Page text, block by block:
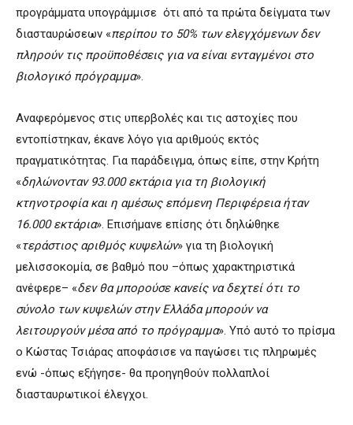
προγράμματα υπογράμμισε ότι από τα πρώτα δείγματα των
διασταυρώσεων «περίπου το 50% των ελεγχόμενων δεν
πληρούν τις προϋποθέσεις για να είναι ενταγμένοι στο
βιολογικό πρόγραμμα».
Αναφερόμενος στις υπερβολές και τις αστοχίες που
εντοπίστηκαν, έκανε λόγο για αριθμούς εκτός
πραγματικότητας. Για παράδειγμα, όπως είπε, στην Κρήτη
«δηλώνονταν 93.000 εκτάρια για τη βιολογική
κτηνοτροφία και η αμέσως επόμενη Περιφέρεια ήταν
16.000 εκτάρια». Επισήμανε επίσης ότι δηλώθηκε
«τεράστιος αριθμός κυψελών» για τη βιολογική
μελισσοκομία, σε βαθμό που –όπως χαρακτηριστικά
ανέφερε– «δεν θα μπορούσε κανείς να δεχτεί ότι το
σύνολο των κυψελών στην Ελλάδα μπορούν να
λειτουργούν μέσα από το πρόγραμμα». Υπό αυτό το πρίσμα
ο Κώστας Τσιάρας αποφάσισε να παγώσει τις πληρωμές
ενώ -όπως εξήγησε- θα προηγηθούν πολλαπλοί
διασταυρωτικοί έλεγχοι.